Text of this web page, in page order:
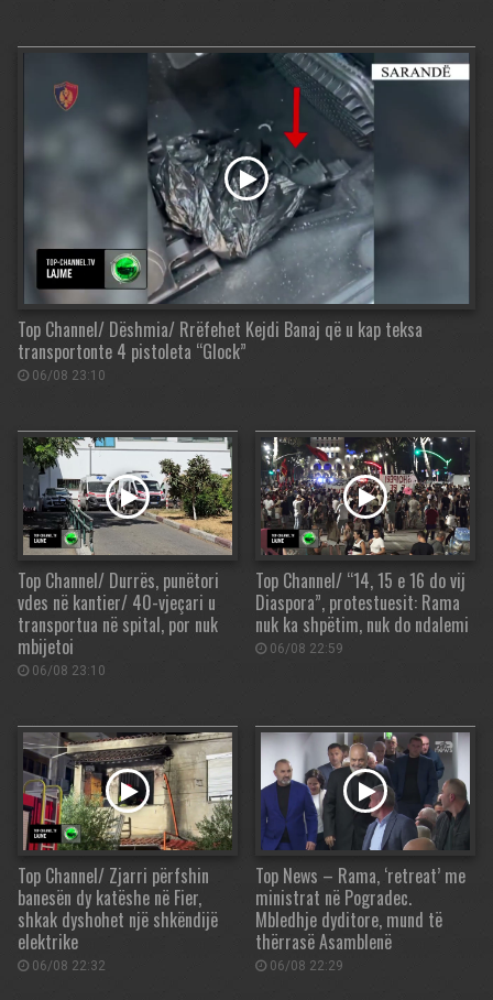
Top Channel/ Dëshmia/ Rrëfehet Kejdi Banaj që u kap teksa
transportonte 4 pistoleta “Glock”
06/08 23:10
Top Channel/ Durrës, punëtori
vdes në kantier/ 40-vjeçari u
transportua në spital, por nuk
mbijetoi
06/08 23:10
Top Channel/ “14, 15 e 16 do vij
Diaspora”, protestuesit: Rama
nuk ka shpëtim, nuk do ndalemi
06/08 22:59
Top Channel/ Zjarri përfshin
banesën dy katëshe në Fier,
shkak dyshohet një shkëndijë
elektrike
06/08 22:32
Top News – Rama, ‘retreat’ me
ministrat në Pogradec.
Mbledhje dyditore, mund të
thërrasë Asamblenë
06/08 22:29